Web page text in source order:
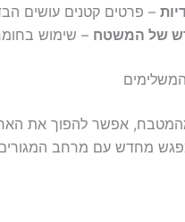
– פרטים קטנים עושים
של המשטח – שימוש
אפשר להפוך את
מחדש עם מרחב